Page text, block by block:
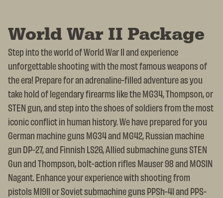
World War II Package
Step into the world of World War II and experience
unforgettable shooting with the most famous weapons of
the era! Prepare for an adrenaline-filled adventure as you
take hold of legendary firearms like the MG34, Thompson, or
STEN gun, and step into the shoes of soldiers from the most
iconic conflict in human history. We have prepared for you
German machine guns MG34 and MG42, Russian machine
gun DP-27, and Finnish LS26, Allied submachine guns STEN
Gun and Thompson, bolt-action rifles Mauser 98 and MOSIN
Nagant. Enhance your experience with shooting from
pistols M1911 or Soviet submachine guns PPSh-41 and PPS-